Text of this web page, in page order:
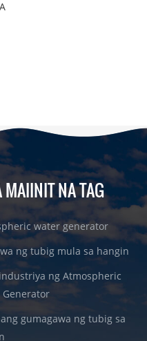
MAIINIT NA TAG
water generator
ng tubig mula sa hangin
ng Atmospheric
Generator
gumagawa ng tubig sa